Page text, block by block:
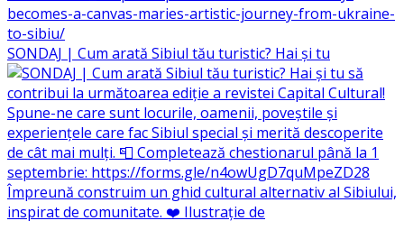
SONDAJ | Cum arată Sibiul tău turistic? Hai și tu